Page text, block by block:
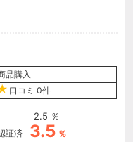
品購入
口コミ 0件
証済
2.5 ％
3.5 ％